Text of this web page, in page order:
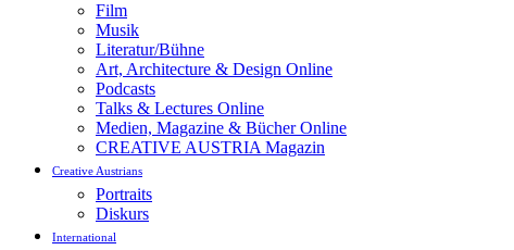
Film
Musik
Literatur/Bühne
Art, Architecture & Design Online
Podcasts
Talks & Lectures Online
Medien, Magazine & Bücher Online
CREATIVE AUSTRIA Magazin
Creative Austrians
Portraits
Diskurs
International